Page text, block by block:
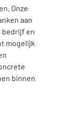
Onze
aan
bedrijf en
mogelijk
binnen